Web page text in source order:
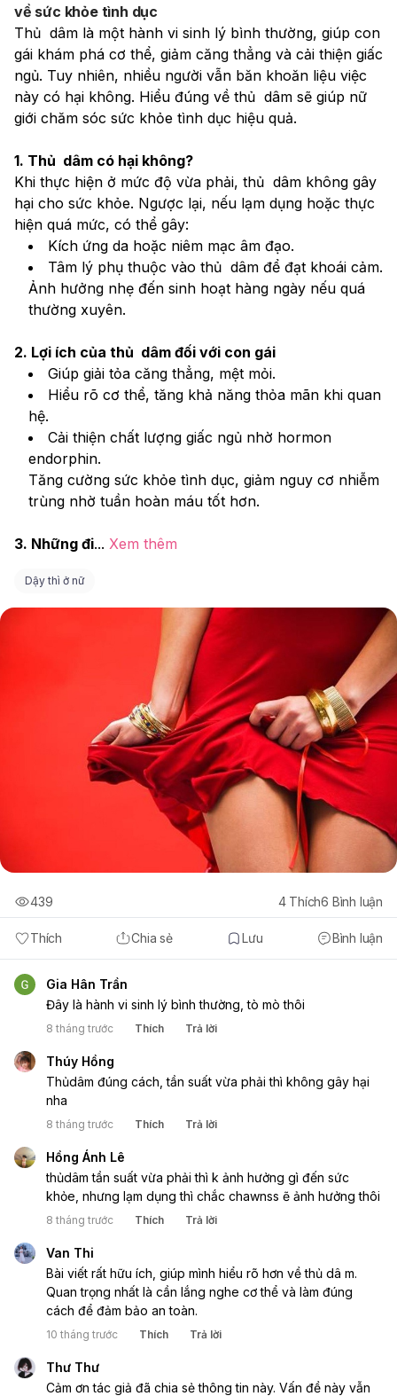
về sức khỏe tình dục
Thủ  dâm là một hành vi sinh lý bình thường, giúp con
gái khám phá cơ thể, giảm căng thẳng và cải thiện giấc
ngủ. Tuy nhiên, nhiều người vẫn băn khoăn liệu việc
này có hại không. Hiểu đúng về thủ  dâm sẽ giúp nữ
giới chăm sóc sức khỏe tình dục hiệu quả.
1. Thủ  dâm có hại không?
Khi thực hiện ở mức độ vừa phải, thủ  dâm không gây
hại cho sức khỏe. Ngược lại, nếu lạm dụng hoặc thực
hiện quá mức, có thể gây:
Kích ứng da hoặc niêm mạc âm đạo.
Tâm lý phụ thuộc vào thủ  dâm để đạt khoái cảm.
Ảnh hưởng nhẹ đến sinh hoạt hàng ngày nếu quá
thường xuyên.
2. Lợi ích của thủ  dâm đối với con gái
Giúp giải tỏa căng thẳng, mệt mỏi.
Hiểu rõ cơ thể, tăng khả năng thỏa mãn khi quan
hệ.
Cải thiện chất lượng giấc ngủ nhờ hormon
endorphin.
Tăng cường sức khỏe tình dục, giảm nguy cơ nhiễm
trùng nhờ tuần hoàn máu tốt hơn.
3. Những đi... Xem thêm
Dậy thì ở nữ
Thích Chia sẻ Lưu Bình luận
439 4 Thích6 Bình luận
Gia Hân Trần
Đây là hành vi sinh lý bình thường, tò mò thôi
8 tháng trước Thích Trả lời
Thúy Hồng
Thủdâm đúng cách, tần suất vừa phải thì không gây hại
nha
8 tháng trước Thích Trả lời
Hồng Ánh Lê
thủdâm tần suất vừa phải thì k ảnh hưởng gì đến sức
khỏe, nhưng lạm dụng thì chắc chawnss ẽ ảnh hưởng thôi
8 tháng trước Thích Trả lời
Van Thi
Bài viết rất hữu ích, giúp mình hiểu rõ hơn về thủ dâ m.
Quan trọng nhất là cần lắng nghe cơ thể và làm đúng
cách để đảm bảo an toàn.
10 tháng trước Thích Trả lời
Thư Thư
Cảm ơn tác giả đã chia sẻ thông tin này. Vấn đề này vẫn